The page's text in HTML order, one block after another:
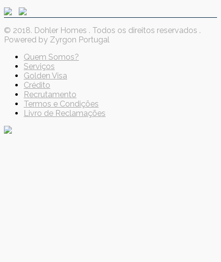
© 2018. Dohler Homes . Todos os direitos reservados .
Powered by Zyrgon Portugal
Quem Somos?
Serviços
Golden Visa
Crédito
Recrutamento
Termos e Condições
Livro de Reclamações